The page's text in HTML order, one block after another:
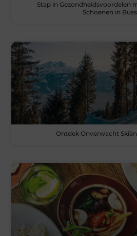
Stap in Gezondheidsvoordelen
Schoenen in
Ontdek Onverwacht